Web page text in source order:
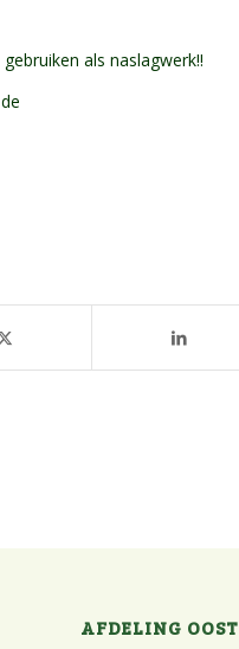
als naslagwerk!!
AFDELING OOST